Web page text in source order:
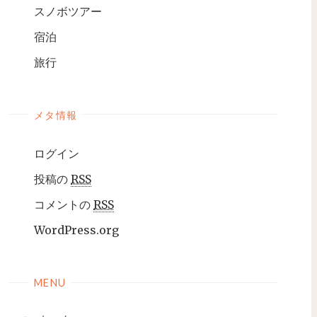
スノボツアー
宿泊
旅行
メタ情報
ログイン
投稿の RSS
コメントの RSS
WordPress.org
MENU